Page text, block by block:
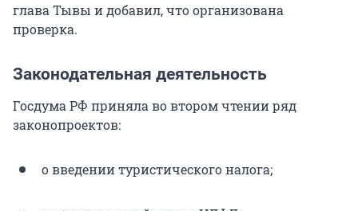
глава Тывы и добавил, что организована
проверка.
Законодательная деятельность
Госдума РФ приняла во втором чтении ряд
законопроектов:
о введении туристического налога;